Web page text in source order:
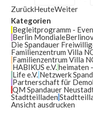
ZurückHeuteWeiter
Kategorien
Begleitprogramm -
Berlin Mondiale
Die Spandauer
Familienzentrum Villa
Familienzentrum Villa
HABIKUS e.V. heimaten
Life e.V. Netzwerk
Partnerschaft für
QM Spandauer
Stadtteilladen
Ansichtausdrucken